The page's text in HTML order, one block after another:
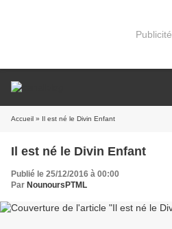
Publicité
Accueil » Il est né le Divin Enfant
Il est né le Divin Enfant
Publié le 25/12/2016 à 00:00
Par NounoursPTML